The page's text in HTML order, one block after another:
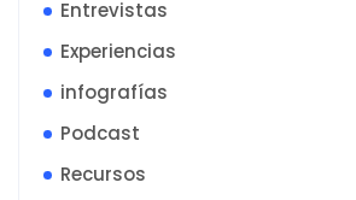
Entrevistas
Experiencias
infografías
Podcast
Recursos